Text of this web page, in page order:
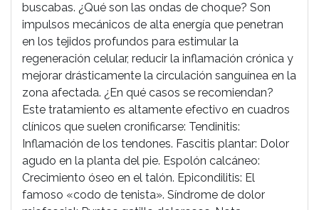
buscabas. ¿Qué son las ondas de choque? Son
impulsos mecánicos de alta energía que penetran
en los tejidos profundos para estimular la
regeneración celular, reducir la inflamación crónica y
mejorar drásticamente la circulación sanguínea en la
zona afectada. ¿En qué casos se recomiendan?
Este tratamiento es altamente efectivo en cuadros
clínicos que suelen cronificarse: Tendinitis:
Inflamación de los tendones. Fascitis plantar: Dolor
agudo en la planta del pie. Espolón calcáneo:
Crecimiento óseo en el talón. Epicondilitis: El
famoso «codo de tenista». Síndrome de dolor